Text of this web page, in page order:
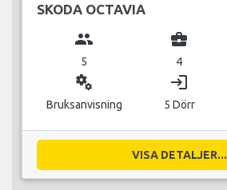
SKODA OCTAVIA
group
5
business_center
4
miscellaneous_services
Bruksanvisning
login
5 Dörr
VISA DETALJER...